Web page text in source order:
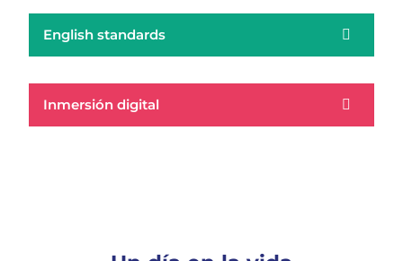
English standards
Inmersión digital